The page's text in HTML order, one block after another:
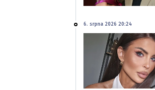
6. srpna 2026 20:24